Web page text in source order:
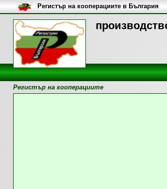
Регистър на кооперациите в България
Регистър на кооперациите